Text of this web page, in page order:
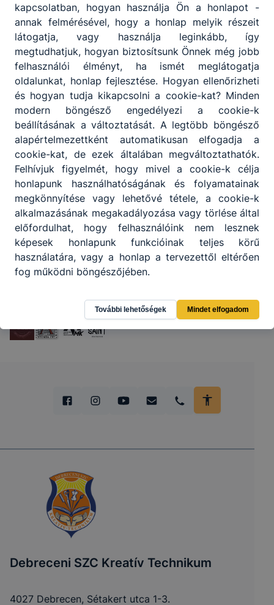
Postacím: 4027 Debrecen, Sétakert utca 1-3.
OM azonosító: 203033/015
Partnereink
Debreceni SZC Kreatív Technikum
4027 Debrecen, Sétakert utca 1-3.
kapcsolatban, hogyan használja Ön a honlapot -
annak felmérésével, hogy a honlap melyik részeit
látogatja, vagy használja leginkább, így
megtudhatjuk, hogyan biztosítsunk Önnek még jobb
felhasználói élményt, ha ismét meglátogatja
oldalunkat, honlap fejlesztése. Hogyan ellenőrizheti
és hogyan tudja kikapcsolni a cookie-kat? Minden
modern böngésző engedélyezi a cookie-k
beállításának a változtatását. A legtöbb böngésző
alapértelmezettként automatikusan elfogadja a
cookie-kat, de ezek általában megváltoztathatók.
Felhívjuk figyelmét, hogy mivel a cookie-k célja
honlapunk használhatóságának és folyamatainak
megkönnyítése vagy lehetővé tétele, a cookie-k
alkalmazásának megakadályozása vagy törlése által
előfordulhat, hogy felhasználóink nem lesznek
képesek honlapunk funkcióinak teljes körű
használatára, vagy a honlap a tervezettől eltérően
fog működni böngészőjében.
További lehetőségek Mindet elfogadom